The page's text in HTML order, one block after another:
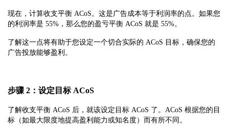
现在，计算收支平衡 ACoS。这是广告成本等于利润率的点。如果您
的利润率是 55%，那么您的盈亏平衡 ACoS 就是 55%。
了解这一点将有助于您设定一个切合实际的 ACoS 目标，确保您的
广告投放能够盈利。
步骤 2：设定目标 ACoS
了解收支平衡 ACoS 后，就该设定目标 ACoS 了。ACoS 根据您的目
标（如最大限度地提高盈利能力或知名度）而有所不同。